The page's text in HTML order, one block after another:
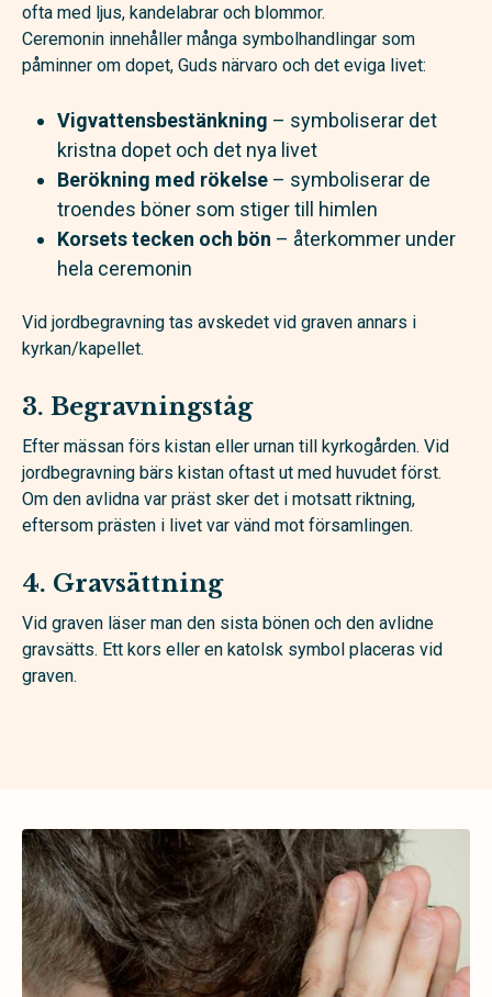
ofta med ljus, kandelabrar och blommor.
Ceremonin innehåller många symbolhandlingar som
påminner om dopet, Guds närvaro och det eviga livet:
Vigvattensbestänkning – symboliserar det
kristna dopet och det nya livet
Berökning med rökelse – symboliserar de
troendes böner som stiger till himlen
Korsets tecken och bön – återkommer under
hela ceremonin
Vid jordbegravning tas avskedet vid graven annars i
kyrkan/kapellet.
3. Begravningståg
Efter mässan förs kistan eller urnan till kyrkogården. Vid
jordbegravning bärs kistan oftast ut med huvudet först.
Om den avlidna var präst sker det i motsatt riktning,
eftersom prästen i livet var vänd mot församlingen.
4. Gravsättning
Vid graven läser man den sista bönen och den avlidne
gravsätts. Ett kors eller en katolsk symbol placeras vid
graven.